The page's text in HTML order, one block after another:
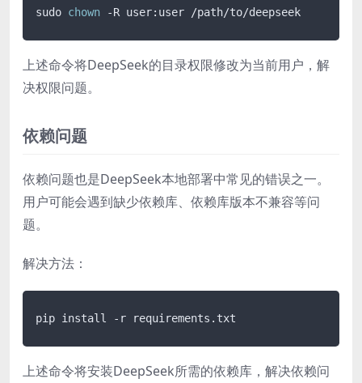
sudo chown
上述命令将DeepSeek的目录权限修改为当前用户，解
决权限问题。
依赖问题
依赖问题也是DeepSeek本地部署中常见的错误之一。
用户可能会遇到缺少依赖库、依赖库版本不兼容等问
题。
解决方法：
上述命令将安装DeepSeek所需的依赖库，解决依赖问